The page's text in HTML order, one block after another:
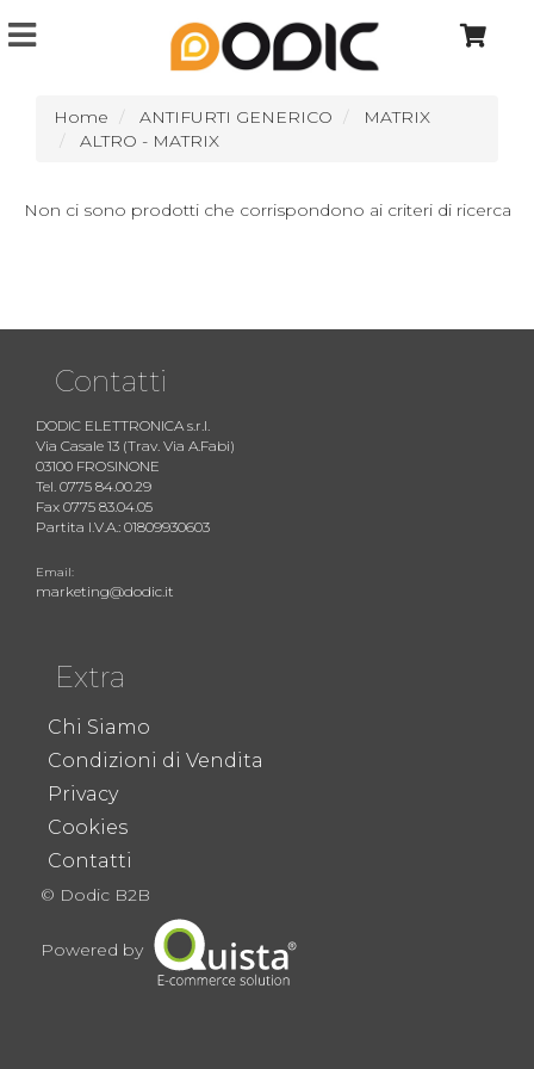
Home ANTIFURTI GENERICO
MATRIX
ALTRO - MATRIX
Non ci sono prodotti che corrispondono ai criteri di ricerca
Contatti
DODIC ELETTRONICA s.r.l.
Via Casale 13 (Trav. Via A.Fabi)
03100 FROSINONE
Tel. 0775 84.00.29
Fax 0775 83.04.05
Partita I.V.A.: 01809930603
Email:
marketing@dodic.it
Extra
Chi Siamo
Condizioni di Vendita
Privacy
Cookies
Contatti
© Dodic B2B
Powered by